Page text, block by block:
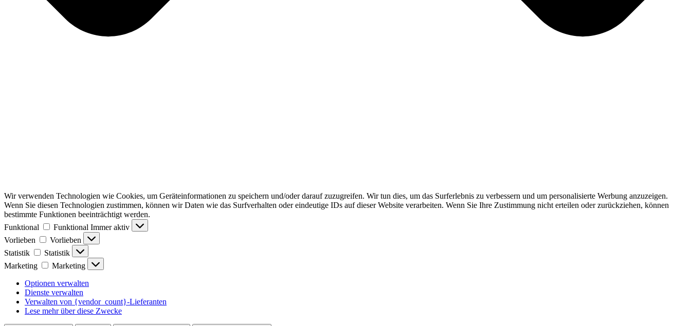
Wir verwenden Technologien wie Cookies, um Geräteinformationen zu speichern und/oder darauf zuzugreifen. Wir tun dies, um das Surferlebnis zu verbessern und um personalisierte Werbung anzuzeigen.
Wenn Sie diesen Technologien zustimmen, können wir Daten wie das Surfverhalten oder eindeutige IDs auf dieser Website verarbeiten. Wenn Sie Ihre Zustimmung nicht erteilen oder zurückziehen, können
bestimmte Funktionen beeinträchtigt werden.
Funktional
Funktional Immer aktiv
Vorlieben
Vorlieben
Statistik
Statistik
Marketing
Marketing
Optionen verwalten
Dienste verwalten
Verwalten von {vendor_count}-Lieferanten
Lese mehr über diese Zwecke